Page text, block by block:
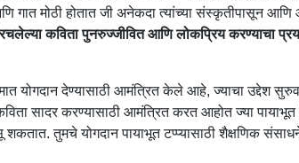
गात मोठी होतात जी अनेकदा त्यांच्या संस्कृतीपासून आणि
कविता पुनरुज्जीवित आणि लोकप्रिय करण्याचा
योगदान देण्यासाठी आमंत्रित केले आहे, ज्याचा उद्देश
सादर करण्यासाठी आमंत्रित करत आहोत ज्या पायाभूत
तुमचे योगदान पायाभूत टप्प्यासाठी शैक्षणिक